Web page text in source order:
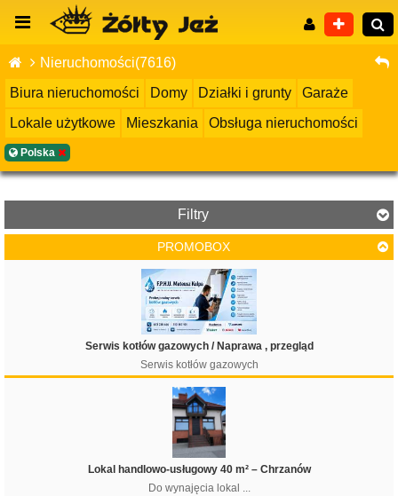
Nieruchomości(7616)
Biura nieruchomości
Domy Działki i grunty
Garaże
Lokale użytkowe
Mieszkania Obsługa nieruchomości
Polska
Filtry
Filtruj
PROMOBOX
Serwis kotłów gazowych / Naprawa , przegląd
Serwis kotłów gazowych
Lokal handlowo-usługowy 40 m² – Chrzanów
Do wynajęcia lokal ...